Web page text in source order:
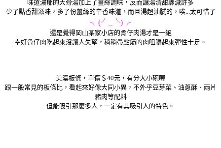
味道濃郁的大骨湯加上了薑絲調味，反而讓湯清甜驟減許多
少了點香甜滋味，多了份薑絲的辛香味道，而且湯超油膩的，唉...太可惜了
╮(╯_╰)╭
還是覺得岡山某家小店的骨仔肉湯才是一絕
幸好骨仔肉吃起來沒讓人失望，稍稍帶點筋的肉咀嚼起來彈性十足。
美濃板條，單價＄40元，有分大小碗喔
跟一般常見的板條比，看起來好像大同小異，不外乎豆芽菜、油蔥酥、兩片
豬肉等配料
但能吸引那麼多人，一定有其吸引人的特色。